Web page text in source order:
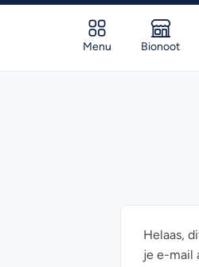
Menu Bionoot
Helaas,
je e-mail